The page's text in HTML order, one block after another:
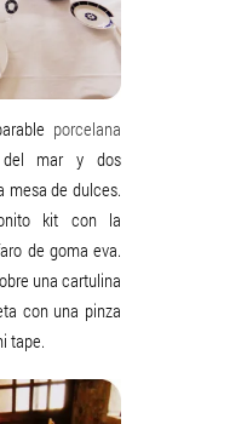
porcelana
mar y dos
mesa de dulces.
kit con la
de goma eva.
una cartulina
con una pinza
tape.